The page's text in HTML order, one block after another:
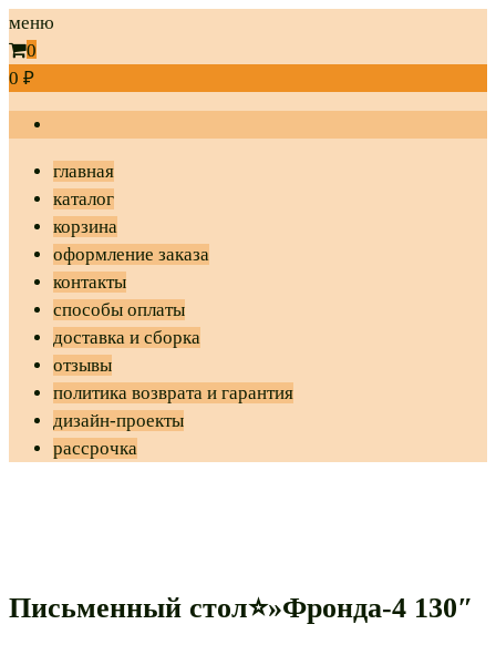
меню
0
0 ₽
главная
каталог
корзина
оформление заказа
контакты
способы оплаты
доставка и сборка
отзывы
политика возврата и гарантия
дизайн-проекты
рассрочка
Письменный стол⭐»Фронда-4 130″